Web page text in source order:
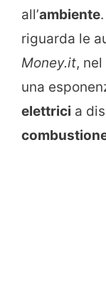
all’ambiente
riguarda le
Money.it,
una
elettrici a